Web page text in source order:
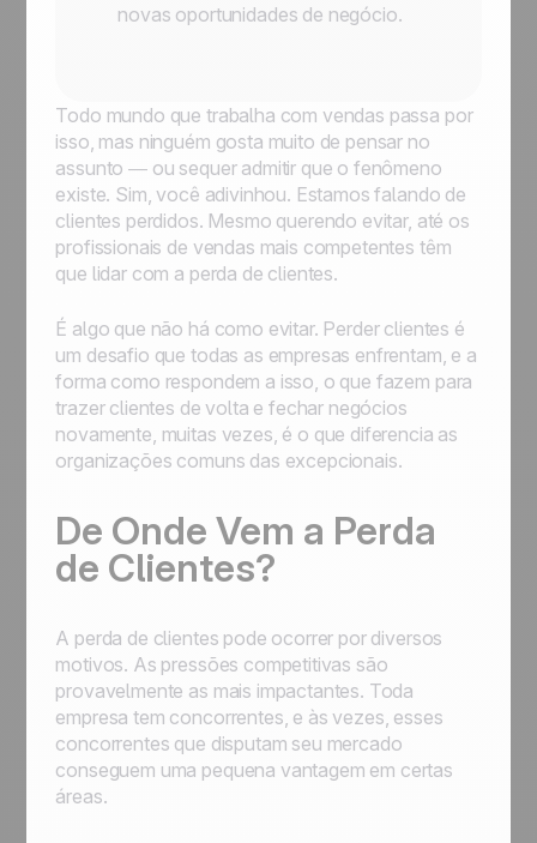
novas oportunidades de negócio.
Todo mundo que trabalha com vendas passa por
isso, mas ninguém gosta muito de pensar no
assunto — ou sequer admitir que o fenômeno
existe. Sim, você adivinhou. Estamos falando de
clientes perdidos. Mesmo querendo evitar, até os
profissionais de vendas mais competentes têm
que lidar com a perda de clientes.
É algo que não há como evitar. Perder clientes é
um desafio que todas as empresas enfrentam, e a
forma como respondem a isso, o que fazem para
trazer clientes de volta e fechar negócios
novamente, muitas vezes, é o que diferencia as
organizações comuns das excepcionais.
De Onde Vem a Perda
de Clientes?
A perda de clientes pode ocorrer por diversos
motivos. As pressões competitivas são
provavelmente as mais impactantes. Toda
empresa tem concorrentes, e às vezes, esses
concorrentes que disputam seu mercado
conseguem uma pequena vantagem em certas
áreas.